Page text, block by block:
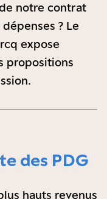
notre contrat
? Le
expose
propositions
des PDG
hauts revenus